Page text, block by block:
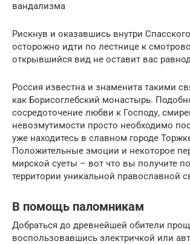
вандализма
Рискнув и оказавшись внутри
осторожно идти по лестнице к
открывшийся вид не оставит вас
Россия известна и знаменита такими
как Борисоглебский монастырь.
сосредоточение любви к Господу,
невозмутимости просто необходимо
уже находитесь в славном городе
Положительные эмоции и некоторое
мирской суеты – вот что вы получите
территории уникальной православной
В помощь паломникам
Добраться до древнейшей обители
воспользовавшись электричкой или